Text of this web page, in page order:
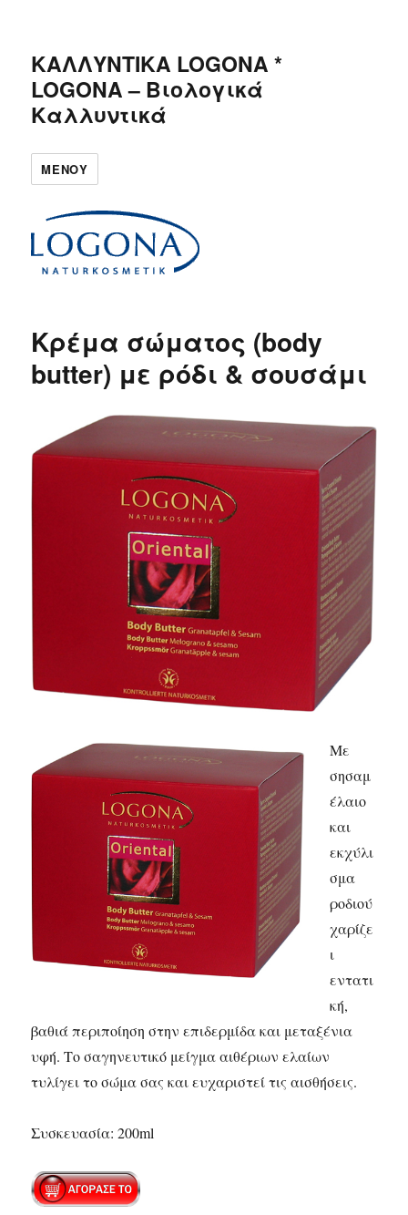
ΚΑΛΛΥΝΤΙΚΑ LOGONA *
LOGONA – Βιολογικά
Καλλυντικά
ΜΕΝΟΎ
Κρέμα σώματος (body
butter) με ρόδι & σουσάμι
Με
σησαμ
έλαιο
και
εκχύλι
σμα
ροδιού
χαρίζε
ι
εντατι
κή,
βαθιά περιποίηση στην επιδερμίδα και μεταξένια
υφή. Το σαγηνευτικό μείγμα αιθέριων ελαίων
τυλίγει το σώμα σας και ευχαριστεί τις αισθήσεις.
Συσκευασία: 200ml